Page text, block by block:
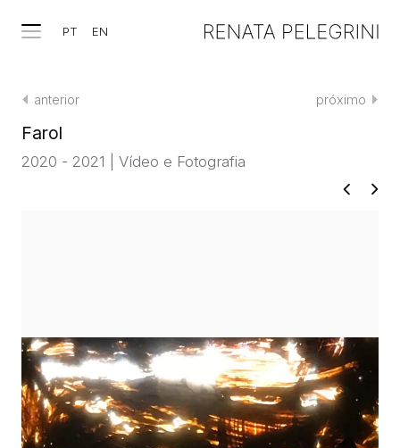
PT EN
anterior próximo
Farol
2020 - 2021 | Vídeo e Fotografia